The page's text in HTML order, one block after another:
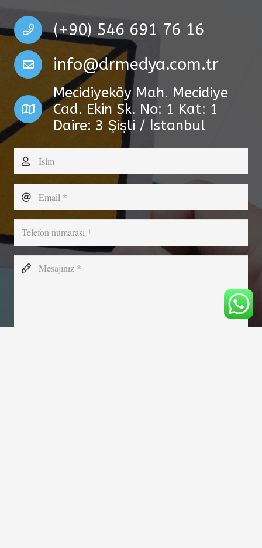
(+90) 546 691 76 16
info@drmedya.com.tr
Mecidiyeköy Mah. Mecidiye
Cad. Ekin Sk. No: 1 Kat: 1
Daire: 3 Şişli / İstanbul